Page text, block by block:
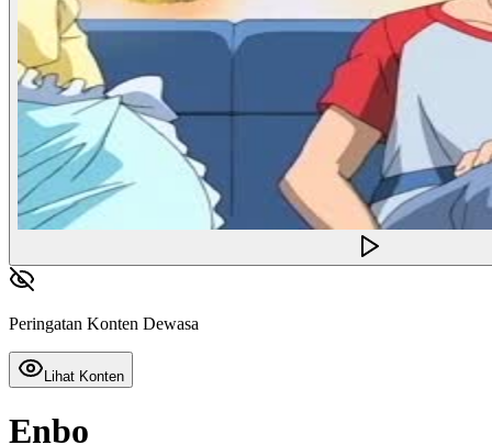
Peringatan Konten Dewasa
Lihat Konten
Enbo